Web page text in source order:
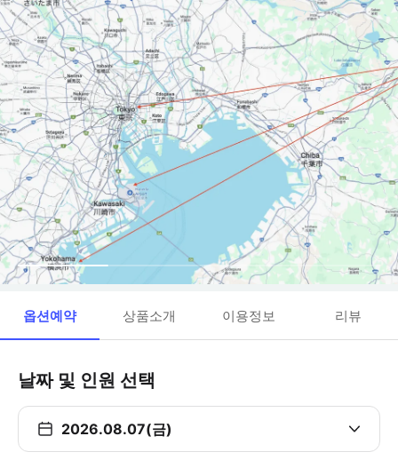
옵션예약 상품소개 이용정보 리뷰
날짜 및 인원 선택
2026.08.07(금)